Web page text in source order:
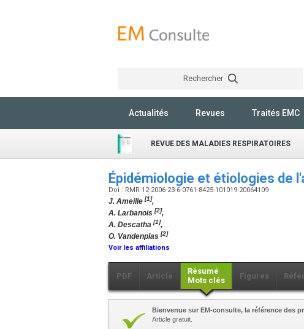
Rechercher
Actualités Revues Traités EMC
REVUE DES MALADIES RESPIRATOIRES
Épidémiologie et étiologies de
Doi : RMR-12-2006-23-6-0761-8425-101019-20064109
J. Ameille [1],
A. Larbanois [2],
A. Descatha [1],
O. Vandenplas [2]
Voir les affiliations
PDF Article
Résumé
Mots clés
Figures
Bienvenue sur EM-consulte, la référence des
Article gratuit.